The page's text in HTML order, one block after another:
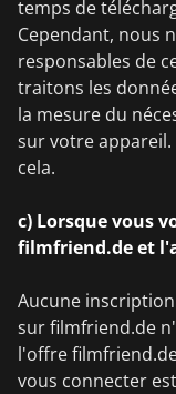
temps de
Cependant, nous
responsables de
traitons les
la mesure du
sur votre appareil.
cela.
c) Lorsque vous
filmfriend.de et
Aucune
sur filmfriend.de
l'offre
vous connecter